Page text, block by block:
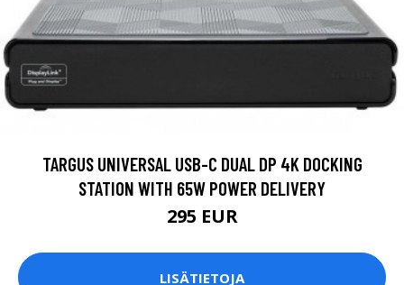
TARGUS UNIVERSAL USB-C DUAL DP 4K DOCKING
STATION WITH 65W POWER DELIVERY
295 EUR
LISÄTIETOJA